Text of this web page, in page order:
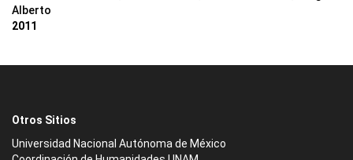
Alberto
2011
Otros Sitios
Universidad Nacional Autónoma de México